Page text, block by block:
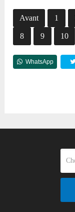
Avant 1
8 9 10
WhatsApp